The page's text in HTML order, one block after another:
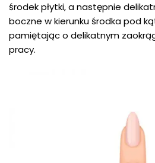
środek płytki, a następnie
boczne w kierunku środka pod
pamiętając o delikatnym
pracy.